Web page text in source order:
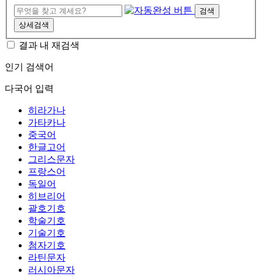
검색
상세검색
결과 내 재검색
인기 검색어
다국어 입력
히라가나
가타카나
중국어
한글고어
그리스문자
프랑스어
독일어
히브리어
괄호기호
학술기호
기술기호
첨자기호
라틴문자
러시아문자